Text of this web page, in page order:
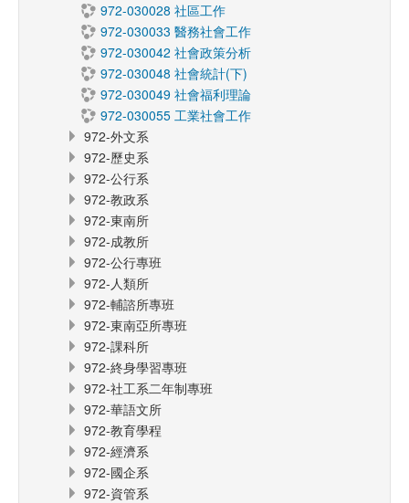
972-030028 社區工作
972-030033 醫務社會工作
972-030042 社會政策分析
972-030048 社會統計(下)
972-030049 社會福利理論
972-030055 工業社會工作
972-外文系
972-歷史系
972-公行系
972-教政系
972-東南所
972-成教所
972-公行專班
972-人類所
972-輔諮所專班
972-東南亞所專班
972-課科所
972-終身學習專班
972-社工系二年制專班
972-華語文所
972-教育學程
972-經濟系
972-國企系
972-資管系